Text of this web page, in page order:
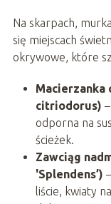
Na skarpach,
się miejscach
okrywowe, które
Macierzanka
citriodorus)
odporna na
ścieżek.
Zawciąg
'Splendens’)
liście, kwiaty